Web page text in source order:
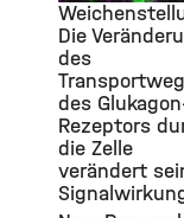
©
Die
des
des
Rezeptors
die Zelle
verändert